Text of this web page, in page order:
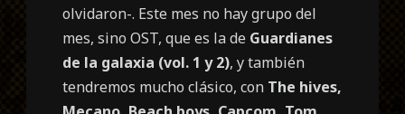
olvidaron-. Este mes no hay grupo del
mes, sino OST, que es la de Guardianes
de la galaxia (vol. 1 y 2), y también
tendremos mucho clásico, con The hives,